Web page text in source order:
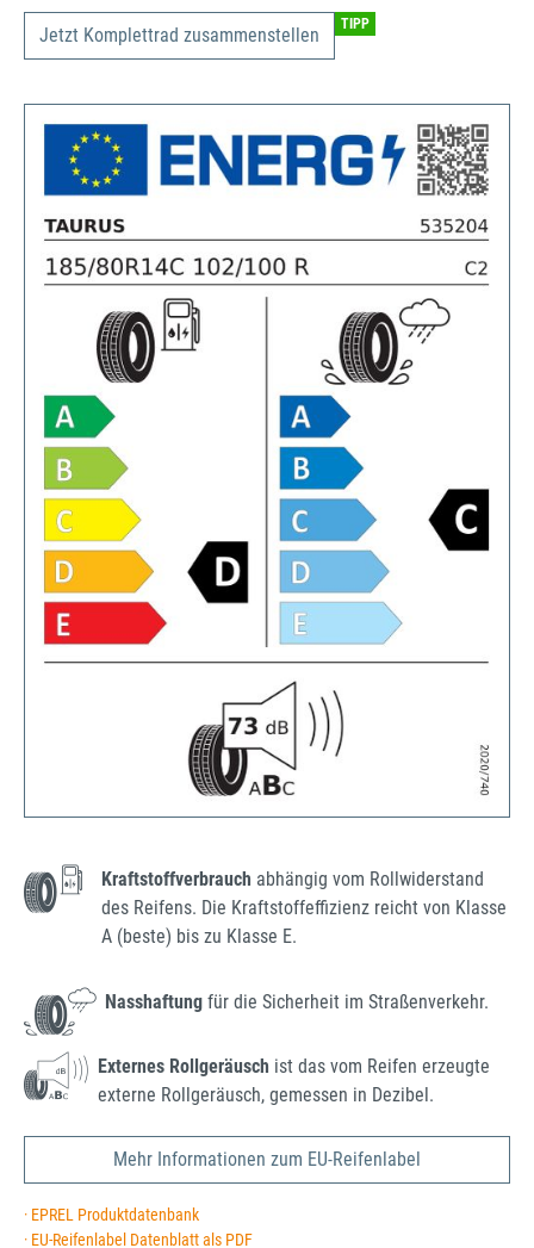
Jetzt Komplettrad zusammenstellen TIPP
Kraftstoffverbrauch abhängig vom Rollwiderstand
des Reifens. Die Kraftstoffeffizienz reicht von Klasse
A (beste) bis zu Klasse E.
Nasshaftung für die Sicherheit im Straßenverkehr.
Externes Rollgeräusch ist das vom Reifen erzeugte
externe Rollgeräusch, gemessen in Dezibel.
Mehr Informationen zum EU-Reifenlabel
· EPREL Produktdatenbank
· EU-Reifenlabel Datenblatt als PDF